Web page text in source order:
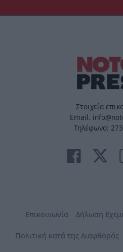
Στοιχεία
Email.
Τηλέφωνο:
Επικοινωνία Δήλωση
Πολιτική κατά της Διαφθοράς